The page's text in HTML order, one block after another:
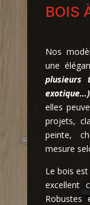
BOIS
Nos
une
plusieurs
elles
projets,
peinte,
mesure
Le bois
excellent
Robustes